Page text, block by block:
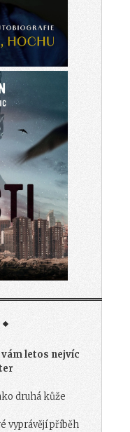
letos nejvíc
druhá kůže
vyprávějí příběh